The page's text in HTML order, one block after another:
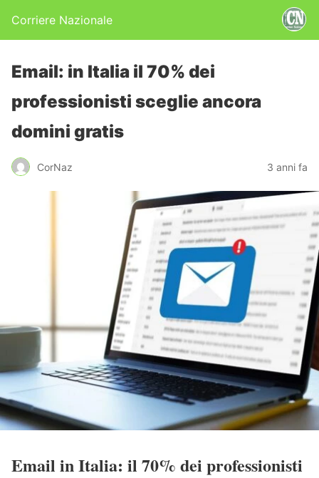
Corriere Nazionale
Email: in Italia il 70% dei
professionisti sceglie ancora
domini gratis
CorNaz 3 anni fa
Email in Italia: il 70% dei professionisti